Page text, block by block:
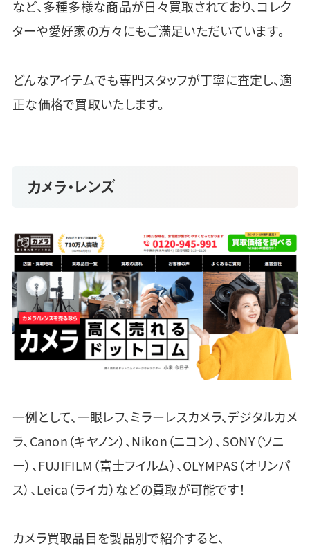
など、多種多様な商品が日々買取されており、コレク
ターや愛好家の方々にもご満足いただいています。
どんなアイテムでも専門スタッフが丁寧に査定し、適
正な価格で買取いたします。
カメラ・レンズ
一例として、一眼レフ、ミラーレスカメラ、デジタルカメ
ラ、Canon（キヤノン）、Nikon（ニコン）、SONY（ソニ
ー）、FUJIFILM（富士フイルム）、OLYMPAS（オリンパ
ス）、Leica（ライカ）などの買取が可能です！
カメラ買取品目を製品別で紹介すると、